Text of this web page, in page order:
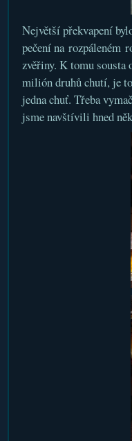
Největší překvapení
pečení na rozpáleném
zvěřiny. K tomu sousta
milión druhů chutí, je to
jedna chuť. Třeba
jsme navštívili hned